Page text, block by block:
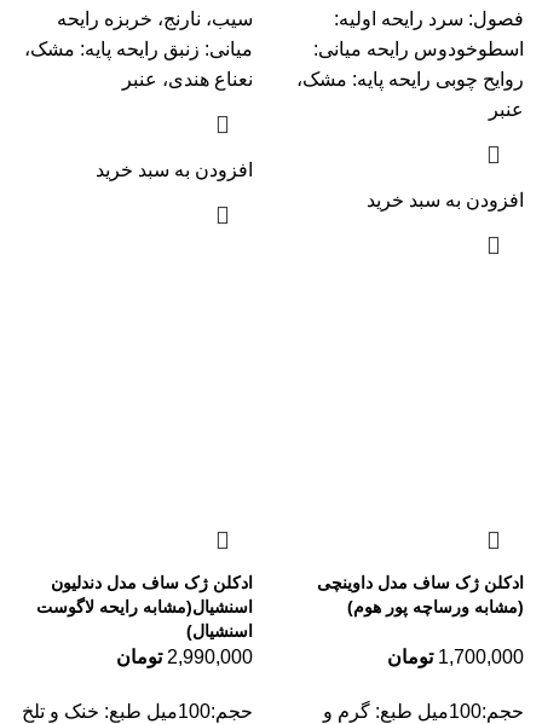
فصول: سرد رایحه اولیه:
اسطوخودوس رایحه میانی:
روایح چوبی رایحه پایه: مشک،
عنبر
افزودن به سبد خرید
سیب، نارنج، خربزه رایحه
میانی: زنبق رایحه پایه: مشک،
نعناع هندی، عنبر
افزودن به سبد خرید
ادکلن ژک ساف مدل داوینچی
(مشابه ورساچه پور هوم)
1,700,000 تومان
حجم:100میل طبع: گرم و
ادکلن ژک ساف مدل دندلیون
اسنشیال(مشابه رایحه لاگوست
اسنشیال)
2,990,000 تومان
حجم:100میل طبع: خنک و تلخ